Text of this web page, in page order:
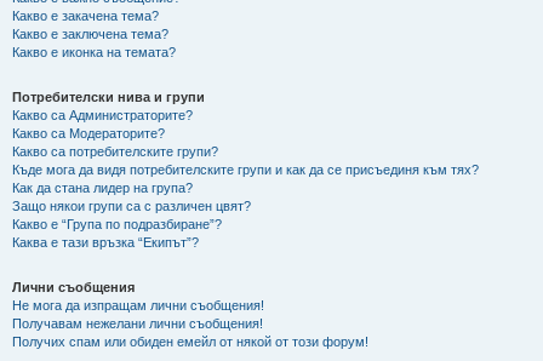
Какво е закачена тема?
Какво е заключена тема?
Какво е иконка на темата?
Потребителски нива и групи
Какво са Администраторите?
Какво са Модераторите?
Какво са потребителските групи?
Къде мога да видя потребителските групи и как да се присъединя към тях?
Как да стана лидер на група?
Защо някои групи са с различен цвят?
Какво е “Група по подразбиране”?
Каква е тази връзка “Екипът”?
Лични съобщения
Не мога да изпращам лични съобщения!
Получавам нежелани лични съобщения!
Получих спам или обиден емейл от някой от този форум!